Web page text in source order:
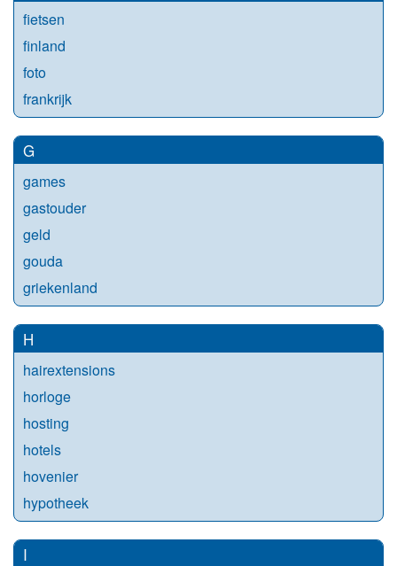
fietsen
finland
foto
frankrijk
G
games
gastouder
geld
gouda
griekenland
H
hairextensions
horloge
hosting
hotels
hovenier
hypotheek
I